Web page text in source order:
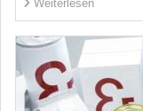
Weiterlesen